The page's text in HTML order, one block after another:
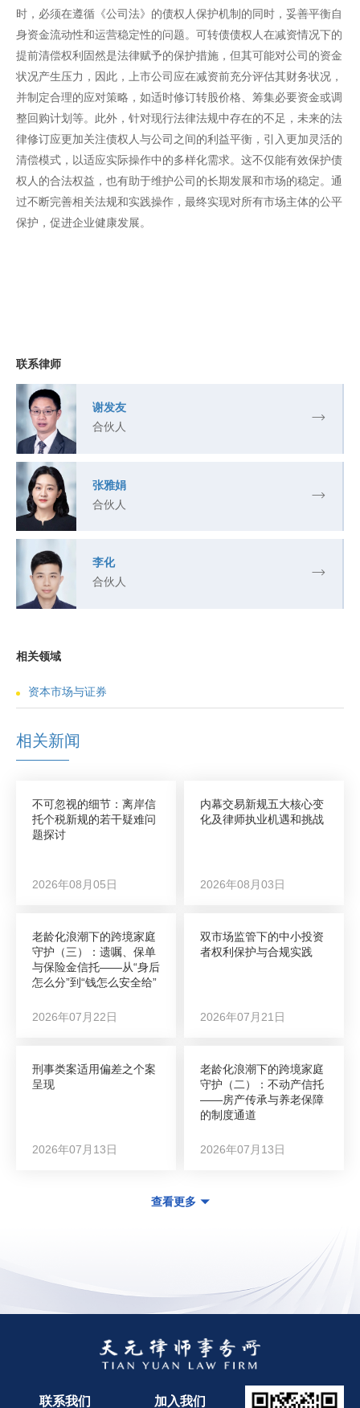
时，必须在遵循《公司法》的债权人保护机制的同时，妥善平衡自
身资金流动性和运营稳定性的问题。可转债债权人在减资情况下的
提前清偿权利固然是法律赋予的保护措施，但其可能对公司的资金
状况产生压力，因此，上市公司应在减资前充分评估其财务状况，
并制定合理的应对策略，如适时修订转股价格、筹集必要资金或调
整回购计划等。此外，针对现行法律法规中存在的不足，未来的法
律修订应更加关注债权人与公司之间的利益平衡，引入更加灵活的
清偿模式，以适应实际操作中的多样化需求。这不仅能有效保护债
权人的合法权益，也有助于维护公司的长期发展和市场的稳定。通
过不断完善相关法规和实践操作，最终实现对所有市场主体的公平
保护，促进企业健康发展。
联系律师
谢发友
合伙人
张雅娟
合伙人
李化
合伙人
相关领域
资本市场与证券
相关新闻
不可忽视的细节：离岸信
托个税新规的若干疑难问
题探讨
2026年08月05日
内幕交易新规五大核心变
化及律师执业机遇和挑战
2026年08月03日
老龄化浪潮下的跨境家庭
守护（三）：遗嘱、保单
与保险金信托——从“身后
怎么分”到“钱怎么安全给”
2026年07月22日
双市场监管下的中小投资
者权利保护与合规实践
2026年07月21日
刑事类案适用偏差之个案
呈现
2026年07月13日
老龄化浪潮下的跨境家庭
守护（二）：不动产信托
——房产传承与养老保障
的制度通道
2026年07月13日
查看更多
联系我们 加入我们